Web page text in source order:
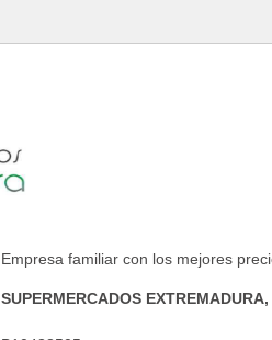
Empresa familiar con los mejores
SUPERMERCADOS